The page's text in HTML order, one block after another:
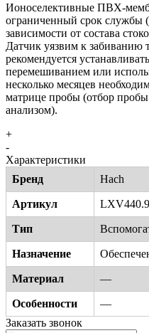
Ионоселективные ПВХ-
ограниченный срок службы
зависимости от состава
Датчик уязвим к забиванию
рекомендуется
перемешиванием или
несколько месяцев
матрице пробы (отбор
анализом).
+
-
Характеристики
Бренд
Hach
Артикул
Тип
Назначение
Материал —
Особенности
—
Заказать звонок